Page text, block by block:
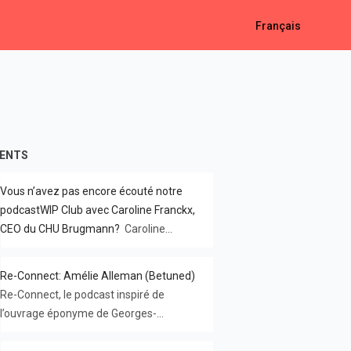
Français
Vous n’avez pas encore écouté notre
podcastWIP Club avec Caroline Franckx,
CEO du CHU Brugmann? Caroline
embarquer 4000 personnes 👉 sans
jamais perdre l’humain Un échange
puissant, lucide et inspirant sur le
Re-Connect: Amélie Alleman (Betuned)
Re-Connect, le podcast inspiré de
l’ouvrage éponyme de Georges-